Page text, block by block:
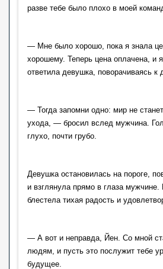
разве тебе было плохо в моей
— Мне было хорошо, пока я знала
хорошему. Теперь цена оплачена, и
ответила девушка, поворачиваясь к
— Тогда запомни одно: мир не
ухода, — бросил вслед мужчина.
глухо, почти грубо.
Девушка остановилась на пороге,
и взглянула прямо в глаза мужчине.
блестела тихая радость и
— А вот и неправда, Йен. Со мной
людям, и пусть это послужит тебе
будущее.